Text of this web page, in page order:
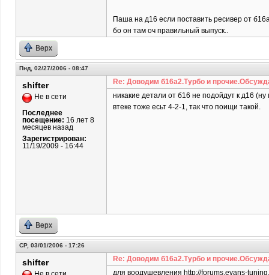
Паша на д16 если поставить ресивер от
бо он там оч правильный выпуск..
Верх
Пнд, 02/27/2006 - 08:47
shifter
Не в сети
Последнее
посещение: 16 лет 8
месяцев назад
Зарегистрирован:
11/19/2009 - 16:44
Re: Доводим б16а2.Турбо и
никакие детали от б16 не подойдут к д16
втеке тоже есьт 4-2-1, так что поищи такой.
Верх
СР, 03/01/2006 - 17:26
shifter
Re: Доводим б16а2.Турбо и
для воодушевления http://forums.evans-